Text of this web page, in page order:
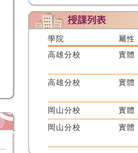
學院
屬性
高雄分校
實體
高雄分校 實體
岡山分校
實體
岡山分校
實體